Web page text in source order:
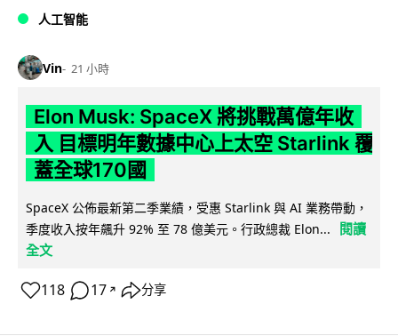
人工智能
Vin 21 小時
Elon Musk: SpaceX 將挑戰萬億年收
入 目標明年數據中心上太空 Starlink 覆
蓋全球170國
SpaceX 公佈最新第二季業績，受惠 Starlink 與 AI 業務帶動，
季度收入按年飆升 92% 至 78 億美元。行政總裁 Elon...
閱讀
全文
118 17 ↗ 分享